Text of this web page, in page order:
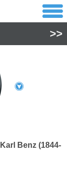
>>
Benz (1844-